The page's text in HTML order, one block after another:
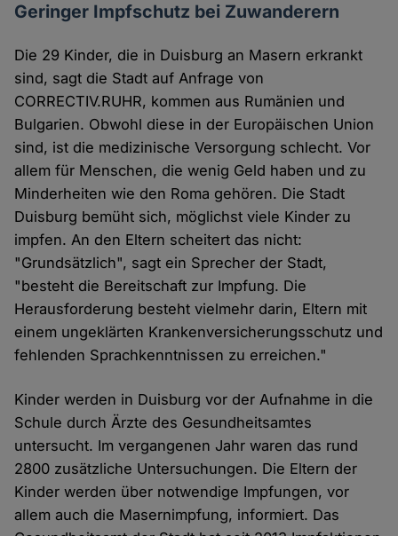
Geringer Impfschutz bei Zuwanderern
Die 29 Kinder, die in Duisburg an Masern erkrankt
sind, sagt die Stadt auf Anfrage von
CORRECTIV.RUHR, kommen aus Rumänien und
Bulgarien. Obwohl diese in der Europäischen Union
sind, ist die medizinische Versorgung schlecht. Vor
allem für Menschen, die wenig Geld haben und zu
Minderheiten wie den Roma gehören. Die Stadt
Duisburg bemüht sich, möglichst viele Kinder zu
impfen. An den Eltern scheitert das nicht:
"Grundsätzlich", sagt ein Sprecher der Stadt,
"besteht die Bereitschaft zur Impfung. Die
Herausforderung besteht vielmehr darin, Eltern mit
einem ungeklärten Krankenversicherungsschutz und
fehlenden Sprachkenntnissen zu erreichen."
Kinder werden in Duisburg vor der Aufnahme in die
Schule durch Ärzte des Gesundheitsamtes
untersucht. Im vergangenen Jahr waren das rund
2800 zusätzliche Untersuchungen. Die Eltern der
Kinder werden über notwendige Impfungen, vor
allem auch die Masernimpfung, informiert. Das